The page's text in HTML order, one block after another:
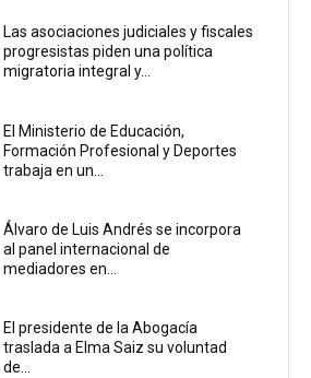
Las asociaciones judiciales y fiscales
progresistas piden una política
migratoria integral y...
El Ministerio de Educación,
Formación Profesional y Deportes
trabaja en un...
Álvaro de Luis Andrés se incorpora
al panel internacional de
mediadores en...
El presidente de la Abogacía
traslada a Elma Saiz su voluntad
de...